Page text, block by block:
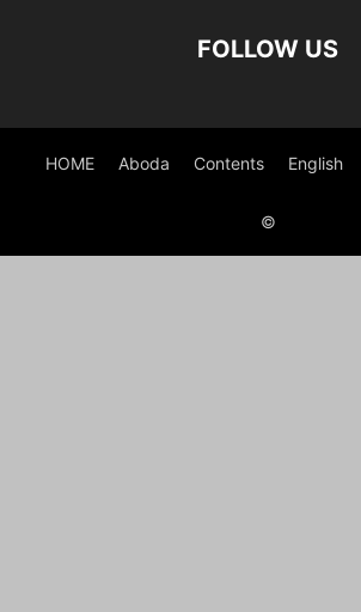
FOLLOW US
HOME Aboda Contents English
©